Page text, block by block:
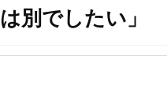
別でしたい」